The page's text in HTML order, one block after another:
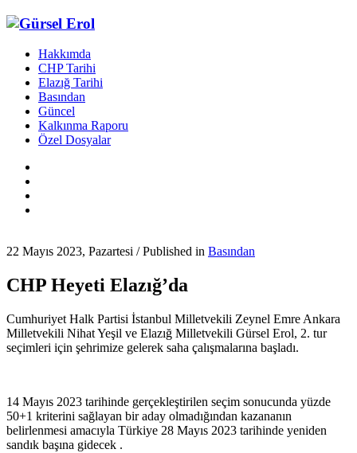
Hakkımda
CHP Tarihi
Elazığ Tarihi
Basından
Güncel
Kalkınma Raporu
Özel Dosyalar
22 Mayıs 2023, Pazartesi /Published in Basından
CHP Heyeti Elazığ’da
Cumhuriyet Halk Partisi İstanbul Milletvekili Zeynel Emre Ankara
Milletvekili Nihat Yeşil ve Elazığ Milletvekili Gürsel Erol, 2. tur
seçimleri için şehrimize gelerek saha çalışmalarına başladı.
14 Mayıs 2023 tarihinde gerçekleştirilen seçim sonucunda yüzde
50+1 kriterini sağlayan bir aday olmadığından kazananın
belirlenmesi amacıyla Türkiye 28 Mayıs 2023 tarihinde yeniden
sandık başına gidecek .